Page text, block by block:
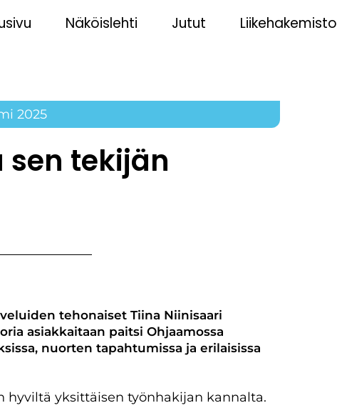
Näköislehti Jutut Liikehakemisto
2025
sen tekijän
tehonaiset Tiina Niinisaari
asiakkaitaan paitsi Ohjaamossa
nuorten tapahtumissa ja erilaisissa
yksittäisen työnhakijan kannalta.